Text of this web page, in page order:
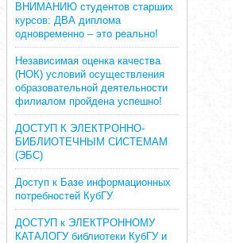
ВНИМАНИЮ студентов старших
курсов: ДВА диплома
одновременно – это реально!
Независимая оценка качества
(НОК) условий осуществления
образовательной деятельности
филиалом пройдена успешно!
ДОСТУП К ЭЛЕКТРОННО-
БИБЛИОТЕЧНЫМ СИСТЕМАМ
(ЭБС)
Доступ к Базе информационных
потребностей КубГУ
ДОСТУП к ЭЛЕКТРОННОМУ
КАТАЛОГУ библиотеки КубГУ и